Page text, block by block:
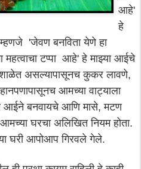
आहे'
हे
म्हणजे 'जेवण बनविता येणे हा
महत्वाचा टप्पा आहे' हे माझ्या आईचे
असल्यापासूनच कुकर लावणे,
आमच्या वाट्याला
आईने बनवायचे आणि मासे, मटण
घरचा अलिखित नियम होता.
घरी आपोआप गिरवले गेले.